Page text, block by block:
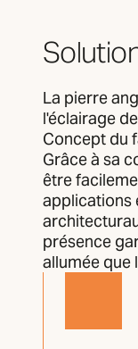
La pierre
l'éclairage
Concept du
Grâce à sa
être
applications
présence
allumée que